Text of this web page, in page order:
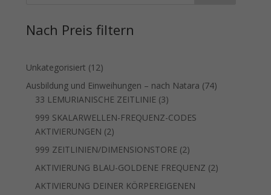
Nach Preis filtern
Unkategorisiert 1212
Produkte
Ausbildung und Einweihungen – nach Natara 7474
33 LEMURIANISCHE ZEITLINIE 33
Produkte
999 SKALARWELLEN-FREQUENZ-CODES
AKTIVIERUNGEN 22
Produkte
999 ZEITLINIEN/DIMENSIONSTORE 22
Produkte
AKTIVIERUNG BLAU-GOLDENE FREQUENZ 22
AKTIVIERUNG DEINER KÖRPEREIGENEN